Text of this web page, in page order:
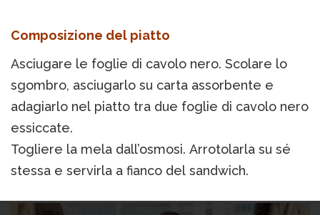
Composizione del piatto
Asciugare le foglie di cavolo nero. Scolare lo
sgombro, asciugarlo su carta assorbente e
adagiarlo nel piatto tra due foglie di cavolo nero
essiccate.
Togliere la mela dall’osmosi. Arrotolarla su sé
stessa e servirla a fianco del sandwich.